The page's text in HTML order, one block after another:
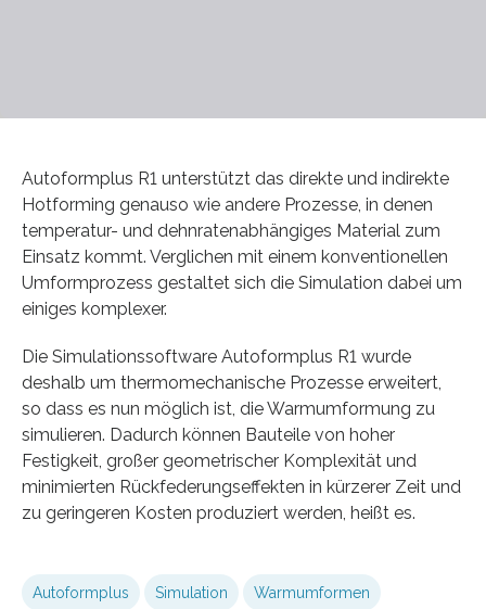
Autoformplus R1 unterstützt das direkte und indirekte
Hotforming genauso wie andere Prozesse, in denen
temperatur- und dehnratenabhängiges Material zum
Einsatz kommt. Verglichen mit einem konventionellen
Umformprozess gestaltet sich die Simulation dabei um
einiges komplexer.
Die Simulationssoftware Autoformplus R1 wurde
deshalb um thermomechanische Prozesse erweitert,
so dass es nun möglich ist, die Warmumformung zu
simulieren. Dadurch können Bauteile von hoher
Festigkeit, großer geometrischer Komplexität und
minimierten Rückfederungseffekten in kürzerer Zeit und
zu geringeren Kosten produziert werden, heißt es.
Autoformplus Simulation Warmumformen